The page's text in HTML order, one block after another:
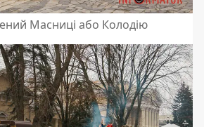
Масниці або Колодію